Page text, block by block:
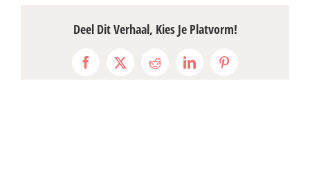
Deel Dit Verhaal, Kies Je Platvorm!
Facebook
X RedditLinkedInPinterest